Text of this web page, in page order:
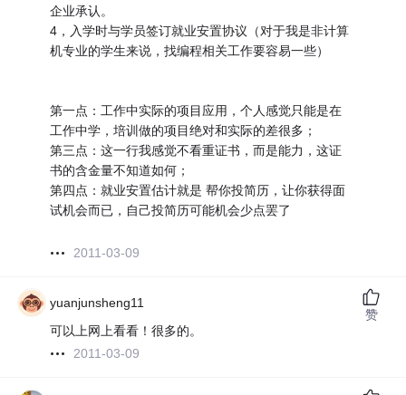
企业承认。
4，入学时与学员签订就业安置协议（对于我是非计算
机专业的学生来说，找编程相关工作要容易一些）
第一点：工作中实际的项目应用，个人感觉只能是在
工作中学，培训做的项目绝对和实际的差很多；
第三点：这一行我感觉不看重证书，而是能力，这证
书的含金量不知道如何；
第四点：就业安置估计就是 帮你投简历，让你获得面
试机会而已，自己投简历可能机会少点罢了
2011-03-09
yuanjunsheng11
可以上网上看看！很多的。
2011-03-09
赞